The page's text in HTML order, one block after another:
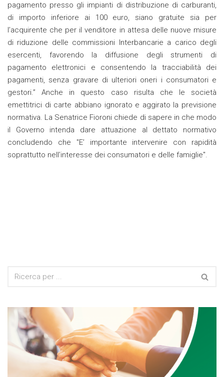
pagamento presso gli impianti di distribuzione di carburanti,
di importo inferiore ai 100 euro, siano gratuite sia per
l’acquirente che per il venditore in attesa delle nuove misure
di riduzione delle commissioni Interbancarie a carico degli
esercenti, favorendo la diffusione degli strumenti di
pagamento elettronici e consentendo la tracciabilità dei
pagamenti, senza gravare di ulteriori oneri i consumatori e
gestori.” Anche in questo caso risulta che le società
emettitrici di carte abbiano ignorato e aggirato la previsione
normativa. La Senatrice Fioroni chiede di sapere in che modo
il Governo intenda dare attuazione al dettato normativo
concludendo che "E’ importante intervenire con rapidità
soprattutto nell’interesse dei consumatori e delle famiglie".